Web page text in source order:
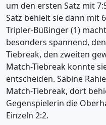
um den ersten Satz mit
Satz behielt sie dann mit
Tripler-Büßinger (1)
besonders spannend,
Tiebreak, den zweiten
Match-Tiebreak konnte
entscheiden. Sabine
Match-Tiebreak, dort
Gegenspielerin die
Einzeln 2:2.